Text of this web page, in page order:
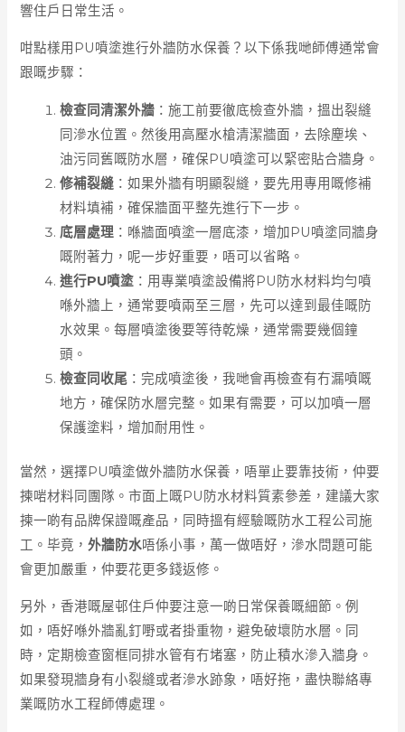
響住戶日常生活。
咁點樣用PU噴塗進行外牆防水保養？以下係我哋師傅通常會
跟嘅步驟：
檢查同清潔外牆 ：施工前要徹底檢查外牆，搵出裂縫
同滲水位置。然後用高壓水槍清潔牆面，去除塵埃、
油污同舊嘅防水層，確保PU噴塗可以緊密貼合牆身。
修補裂縫 ：如果外牆有明顯裂縫，要先用專用嘅修補
材料填補，確保牆面平整先進行下一步。
底層處理 ：喺牆面噴塗一層底漆，增加PU噴塗同牆身
嘅附著力，呢一步好重要，唔可以省略。
進行PU噴塗 ：用專業噴塗設備將PU防水材料均勻噴
喺外牆上，通常要噴兩至三層，先可以達到最佳嘅防
水效果。每層噴塗後要等待乾燥，通常需要幾個鐘
頭。
檢查同收尾 ：完成噴塗後，我哋會再檢查有冇漏噴嘅
地方，確保防水層完整。如果有需要，可以加噴一層
保護塗料，增加耐用性。
當然，選擇PU噴塗做外牆防水保養，唔單止要靠技術，仲要
揀啱材料同團隊。市面上嘅PU防水材料質素參差，建議大家
揀一啲有品牌保證嘅產品，同時搵有經驗嘅防水工程公司施
工。毕竟，外牆防水唔係小事，萬一做唔好，滲水問題可能
會更加嚴重，仲要花更多錢返修。
另外，香港嘅屋邨住戶仲要注意一啲日常保養嘅細節。例
如，唔好喺外牆亂釘嘢或者掛重物，避免破壞防水層。同
時，定期檢查窗框同排水管有冇堵塞，防止積水滲入牆身。
如果發現牆身有小裂縫或者滲水跡象，唔好拖，盡快聯絡專
業嘅防水工程師傅處理。